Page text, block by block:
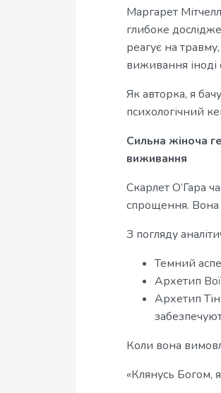
Маргарет
глибоке
реагує на
виживання іноді
Як авторка, я
психологічний
Сильна жіноча
виживання
Скарлет О’Гара
спрощення. Вона
З погляду
Темний
Архетип
Архетип
Коли вона
«Клянусь Богом,